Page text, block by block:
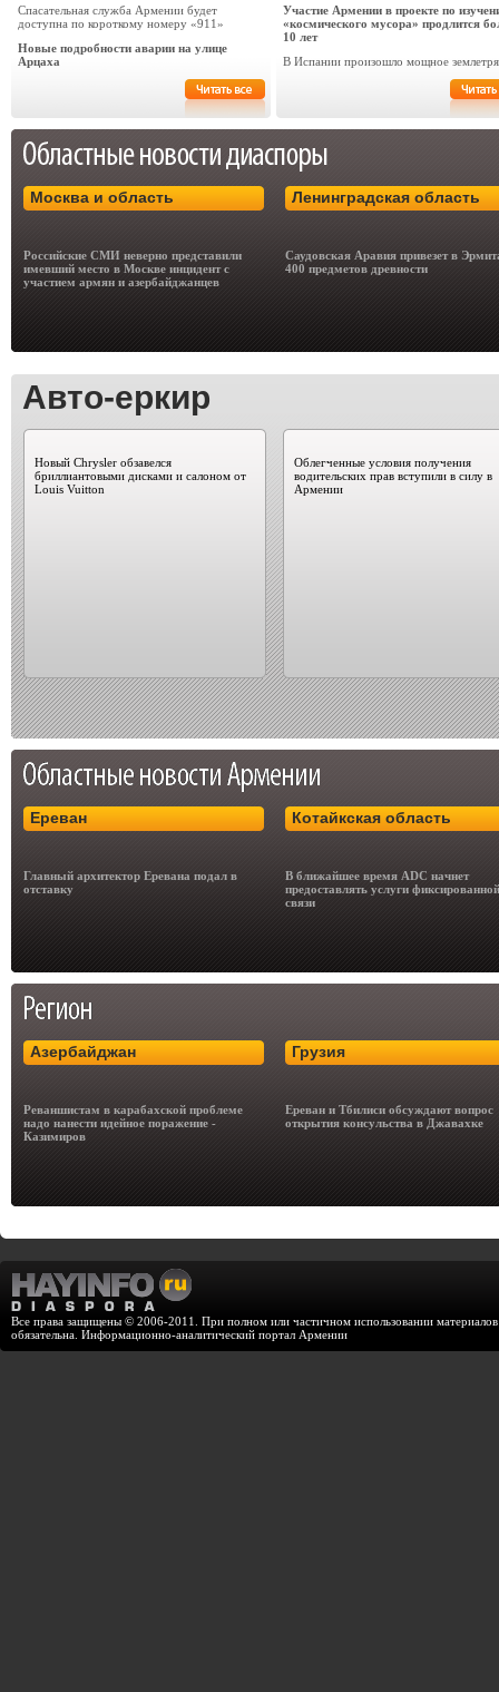
Спасательная служба Армении будет
доступна по короткому номеру «911»
Новые подробности аварии на улице
Арцаха
Участие Армении в проекте по
«космического мусора» продлится
10 лет
В Испании произошло мощное
Москва и область
Российские СМИ неверно представили
имевший место в Москве инцидент с
участием армян и азербайджанцев
Ленинградская область
Саудовская Аравия привезет в
400 предметов древности
Авто-еркир
Новый Chrysler обзавелся
бриллиантовыми дисками и салоном от
Louis Vuitton
Облегченные условия получения
водительских прав вступили в силу в
Армении
Ереван
Главный архитектор Еревана подал в
отставку
Котайкская область
В ближайшее время ADC начнет
предоставлять услуги фиксированной
связи
Азербайджан
Реваншистам в карабахской проблеме
надо нанести идейное поражение -
Казимиров
Грузия
Ереван и Тбилиси обсуждают вопрос
открытия консульства в Джавахке
Все права защищены © 2006-2011. При полном или частичном использовании
обязательна. Информационно-аналитический портал Армении